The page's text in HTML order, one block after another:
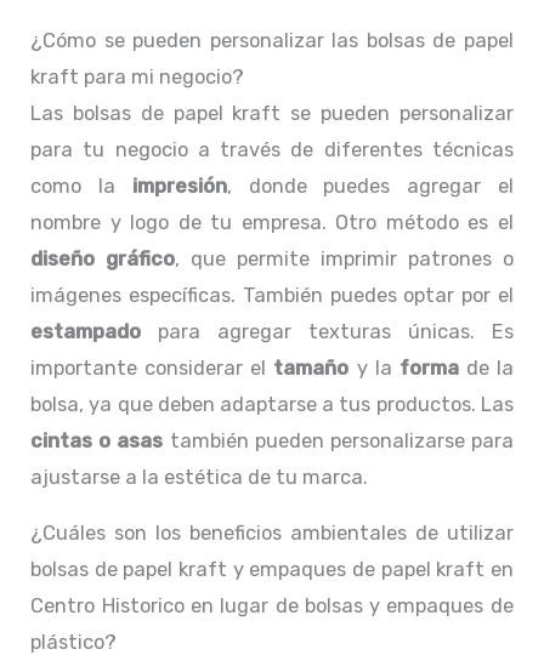
¿Cómo se pueden personalizar las bolsas de papel
kraft para mi negocio?
Las bolsas de papel kraft se pueden personalizar
para tu negocio a través de diferentes técnicas
como la impresión, donde puedes agregar el
nombre y logo de tu empresa. Otro método es el
diseño gráfico, que permite imprimir patrones o
imágenes específicas. También puedes optar por el
estampado para agregar texturas únicas. Es
importante considerar el tamaño y la formade la
bolsa, ya que deben adaptarse a tus productos. Las
cintas o asas también pueden personalizarse para
ajustarse a la estética de tu marca.
¿Cuáles son los beneficios ambientales de utilizar
bolsas de papel kraft y empaques de papel kraft en
Centro Historico en lugar de bolsas y empaques de
plástico?